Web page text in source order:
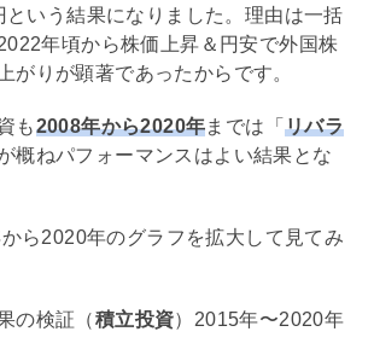
という結果になりました。理由は一括
年頃から株価上昇＆円安で外国株
がりが顕著であったからです。
も2008年から2020年までは「リバラ
概ねパフォーマンスはよい結果とな
ら2020年のグラフを拡大して見てみ
の検証（積立投資）2015年〜2020年